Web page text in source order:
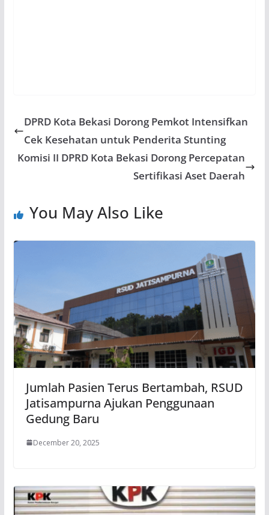
DPRD Kota Bekasi Dorong Pemkot Intensifkan
Cek Kesehatan untuk Penderita Stunting
Komisi II DPRD Kota Bekasi Dorong Percepatan
Sertifikasi Aset Daerah
You May Also Like
Jumlah Pasien Terus Bertambah, RSUD
Jatisampurna Ajukan Penggunaan
Gedung Baru
December 20, 2025